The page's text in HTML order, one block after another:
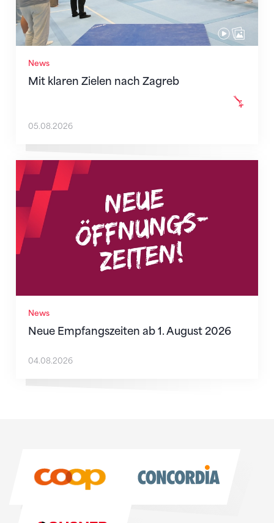
News
Mit klaren Zielen nach Zagreb
05.08.2026
News
Neue Empfangszeiten ab 1. August 2026
Neue Empfangszeiten ab 1. August 2026
04.08.2026